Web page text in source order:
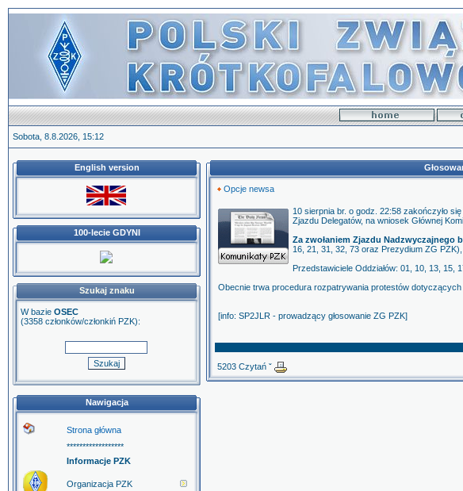
Sobota, 8.8.2026, 15:12
English version
100-lecie GDYNI
Szukaj znaku
W bazie OSEC
(3358 członków/członkiń PZK):
Nawigacja
Strona główna
******************
Informacje PZK
Organizacja PZK
Opcje newsa
10 sierpnia br. o godz. 22:58 zakończyło
Zjazdu Delegatów, na wniosek Głównej
Za zwołaniem Zjazdu Nadzwyczajnego
16, 21, 31, 32, 73 oraz Prezydium ZG
Przedstawiciele Oddziałów: 01, 10, 13, 15,
Obecnie trwa procedura rozpatrywania protestów
[info: SP2JLR - prowadzący głosowanie ZG PZK]
5203 Czytań ˇ